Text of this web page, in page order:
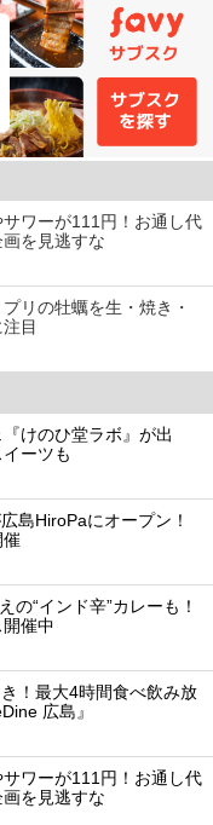
サワーが111円！お通し代
を見逃すな
リの牡蠣を生・焼き・
目
けのひ堂ラボ』が出
ーツも
島HiroPaにオープン！
催
の“インド辛”カレーも！
開催中
！最大4時間食べ飲み放
広島』
サワーが111円！お通し代
を見逃すな